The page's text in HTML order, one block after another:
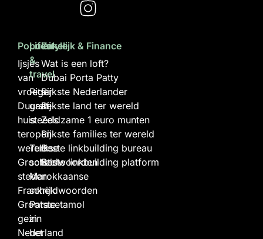
Populair
Ijsjes
van
vroeger
Duurste
huis
ter
wereld
Grootste
steden
Frankrijk
Grootste
gezin
Nederland
Lifestyle
&
travel
Rits
gaat
steeds
open
Turkse
scheldwoorden
Marokkaanse
scheldwoorden
Paracetamol
in
het
Zakelijk & Finance
Wat is een loft?
Dubai Porta Patty
Rijkste Nederlander
Rijkste land ter wereld
Zeldzame 1 euro munten
Rijkste families ter wereld
Beste linkbuilding bureau
Beste linkbuilding platform